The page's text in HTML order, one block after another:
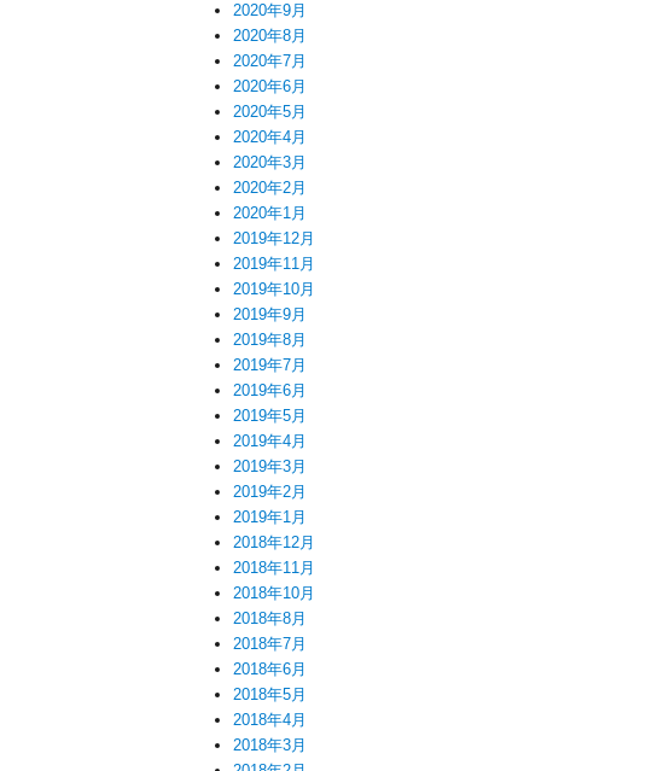
2020年9月
2020年8月
2020年7月
2020年6月
2020年5月
2020年4月
2020年3月
2020年2月
2020年1月
2019年12月
2019年11月
2019年10月
2019年9月
2019年8月
2019年7月
2019年6月
2019年5月
2019年4月
2019年3月
2019年2月
2019年1月
2018年12月
2018年11月
2018年10月
2018年8月
2018年7月
2018年6月
2018年5月
2018年4月
2018年3月